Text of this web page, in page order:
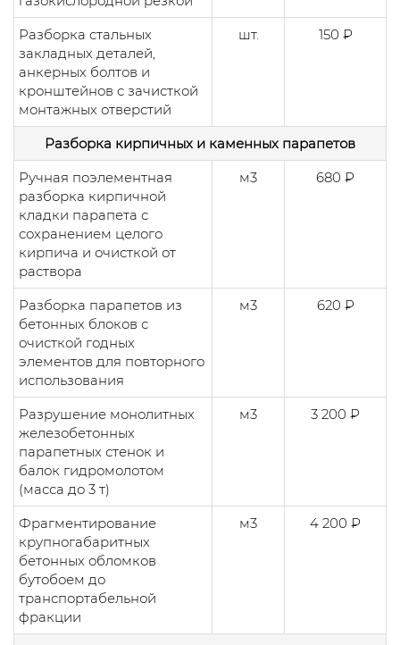
Разборка стальных
закладных деталей,
анкерных болтов и
кронштейнов с зачисткой
монтажных отверстий
шт. 150 ₽
Разборка кирпичных и каменных парапетов
Ручная поэлементная
разборка кирпичной
кладки парапета с
сохранением целого
кирпича и очисткой от
раствора
м3 680 ₽
Разборка парапетов из
бетонных блоков с
очисткой годных
элементов для повторного
использования
м3 620 ₽
Разрушение монолитных
железобетонных
парапетных стенок и
балок гидромолотом
(масса до 3 т)
м3 3 200 ₽
Фрагментирование
крупногабаритных
бетонных обломков
бутобоем до
транспортабельной
фракции
м3 4 200 ₽